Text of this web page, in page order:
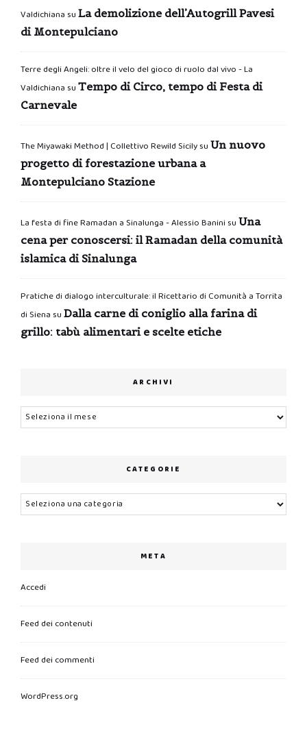
Valdichiana su La demolizione dell’Autogrill Pavesi
di Montepulciano
Terre degli Angeli: oltre il velo del gioco di ruolo dal vivo - La
Valdichiana su Tempo di Circo, tempo di Festa di
Carnevale
The Miyawaki Method | Collettivo Rewild Sicilysu Un nuovo
progetto di forestazione urbana a
Montepulciano Stazione
La festa di fine Ramadan a Sinalunga - Alessio Banini su Una
cena per conoscersi: il Ramadan della comunità
islamica di Sinalunga
Pratiche di dialogo interculturale: il Ricettario di Comunità a Torrita
di Siena su Dalla carne di coniglio alla farina di
grillo: tabù alimentari e scelte etiche
ARCHIVI
Archivi
CATEGORIE
Categorie
META
Accedi
Feed dei contenuti
Feed dei commenti
WordPress.org